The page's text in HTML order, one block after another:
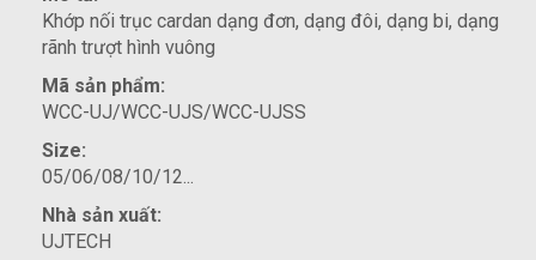
Khớp nối trục cardan dạng đơn, dạng đôi, dạng bi, dạng
rãnh trượt hình vuông
Mã sản phẩm:
WCC-UJ/WCC-UJS/WCC-UJSS
Size:
05/06/08/10/12...
Nhà sản xuất:
UJTECH